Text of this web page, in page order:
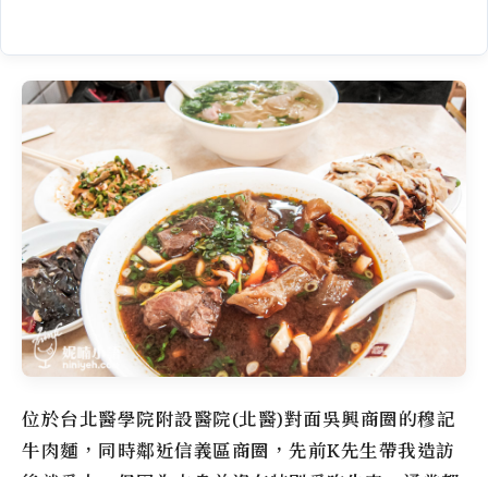
位於台北醫學院附設醫院(北醫)對面吳興商圈的穆記
牛肉麵 ，同時鄰近信義區商圈，先前K先生帶我造訪